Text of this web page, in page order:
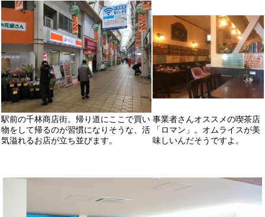
駅前の千林商店街。帰り道にここで買い
物をして帰るのが習慣になりそうな、活
気溢れるお店が立ち並びます。
事業者さんオススメの喫茶店
「ロマン」。オムライスが美
味しいんだそうですよ。